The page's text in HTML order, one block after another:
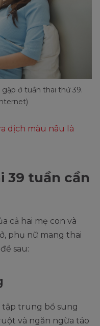
ở tuần thai thứ 39.
dịch màu nâu là
39 tuần cần
cả hai mẹ con và
phụ nữ mang thai
sau:
tập trung bổ sung
và ngăn ngừa táo